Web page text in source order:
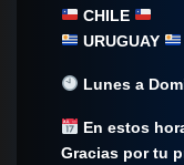
CHILE
URUGUAY
Lunes a
En estos
Gracias por tu